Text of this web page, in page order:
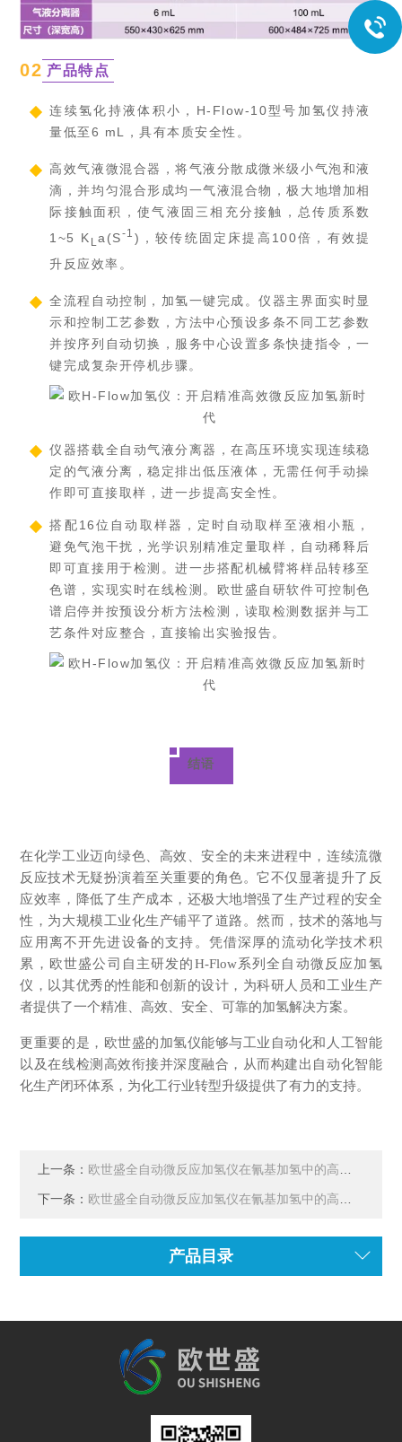
02 产品特点
连续氢化持液体积小，H-Flow-10型号加氢仪持液
量低至6 mL，具有本质安全性。
高效气液微混合器，将气液分散成微米级小气泡和液
滴，并均匀混合形成均一气液混合物，极大地增加相
际接触面积，使气液固三相充分接触，总传质系数
1~5 K La(S-1 )，较传统固定床提高100倍，有效提
升反应效率。
全流程自动控制，加氢一键完成。仪器主界面实时显
示和控制工艺参数，方法中心预设多条不同工艺参数
并按序列自动切换，服务中心设置多条快捷指令，一
键完成复杂开停机步骤。
仪器搭载全自动气液分离器，在高压环境实现连续稳
定的气液分离，稳定排出低压液体，无需任何手动操
作即可直接取样，进一步提高安全性。
搭配16位自动取样器，定时自动取样至液相小瓶，
避免气泡干扰，光学识别精准定量取样，自动稀释后
即可直接用于检测。进一步搭配机械臂将样品转移至
色谱，实现实时在线检测。欧世盛自研软件可控制色
谱启停并按预设分析方法检测，读取检测数据并与工
艺条件对应整合，直接输出实验报告。
结语
在化学工业迈向绿色、高效、安全的未来进程中，连续流微
反应技术无疑扮演着至关重要的角色。它不仅显著提升了反
应效率，降低了生产成本，还极大地增强了生产过程的安全
性，为大规模工业化生产铺平了道路。然而，技术的落地与
应用离不开先进设备的支持。 凭借深厚的流动化学技术积
累，欧世盛公司自主研发的H-Flow系列全自动微反应加氢
仪，以其优秀的性能和创新的设计，为科研人员和工业生产
者提供了一个精准、高效、安全、可靠的加氢解决方案。
更重要的是，欧世盛的加氢仪能够与工业自动化和人工智能
以及在线检测高效衔接并深度融合，从而构建出自动化智能
化生产闭环体系，为化工行业转型升级提供了有力的支持。
上一条： 欧世盛全自动微反应加氢仪在氰基加氢中的高效应用
下一条： 欧世盛全自动微反应加氢仪在氰基加氢中的高效应用与工艺创新
产品目录